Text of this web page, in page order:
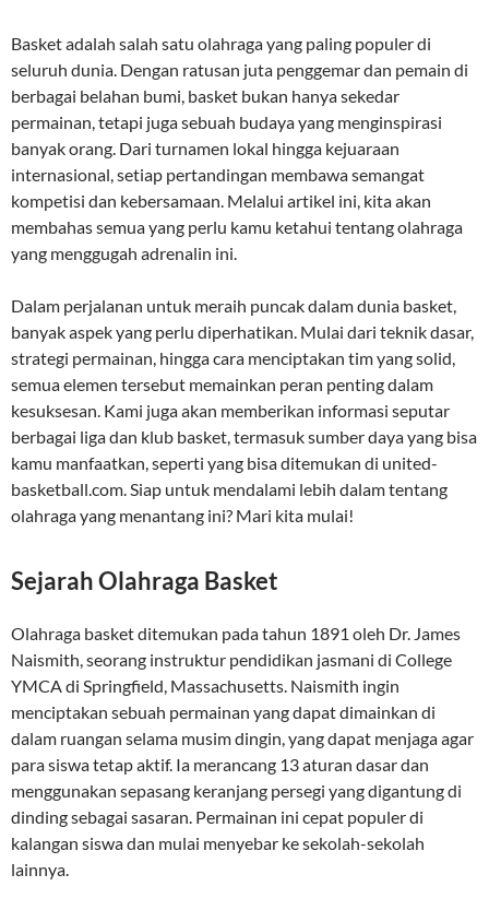
Basket adalah salah satu olahraga yang paling populer di
seluruh dunia. Dengan ratusan juta penggemar dan pemain di
berbagai belahan bumi, basket bukan hanya sekedar
permainan, tetapi juga sebuah budaya yang menginspirasi
banyak orang. Dari turnamen lokal hingga kejuaraan
internasional, setiap pertandingan membawa semangat
kompetisi dan kebersamaan. Melalui artikel ini, kita akan
membahas semua yang perlu kamu ketahui tentang olahraga
yang menggugah adrenalin ini.
Dalam perjalanan untuk meraih puncak dalam dunia basket,
banyak aspek yang perlu diperhatikan. Mulai dari teknik dasar,
strategi permainan, hingga cara menciptakan tim yang solid,
semua elemen tersebut memainkan peran penting dalam
kesuksesan. Kami juga akan memberikan informasi seputar
berbagai liga dan klub basket, termasuk sumber daya yang bisa
kamu manfaatkan, seperti yang bisa ditemukan di united-
basketball.com. Siap untuk mendalami lebih dalam tentang
olahraga yang menantang ini? Mari kita mulai!
Sejarah Olahraga Basket
Olahraga basket ditemukan pada tahun 1891 oleh Dr. James
Naismith, seorang instruktur pendidikan jasmani di College
YMCA di Springfield, Massachusetts. Naismith ingin
menciptakan sebuah permainan yang dapat dimainkan di
dalam ruangan selama musim dingin, yang dapat menjaga agar
para siswa tetap aktif. Ia merancang 13 aturan dasar dan
menggunakan sepasang keranjang persegi yang digantung di
dinding sebagai sasaran. Permainan ini cepat populer di
kalangan siswa dan mulai menyebar ke sekolah-sekolah
lainnya.